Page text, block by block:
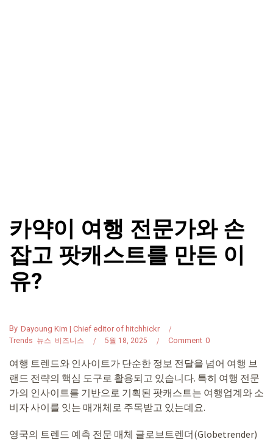
카약이 여행 전문가와 손
잡고 팟캐스트를 만든 이
유?
By Dayoung Kim | Chief editor of hitchhickr
Trends 뉴스 비즈니스 5월 18, 2025 0
Comment
여행 트렌드와 인사이트가 단순한 정보 전달을 넘어 여행 브
랜드 전략의 핵심 도구로 활용되고 있습니다. 특히 여행 전문
가의 인사이트를 기반으로 기획된 팟캐스트는 여행업계와 소
비자 사이를 잇는 매개체로 주목받고 있는데요.
영국의 트렌드 예측 전문 매체 글로브트렌더(Globetrender)